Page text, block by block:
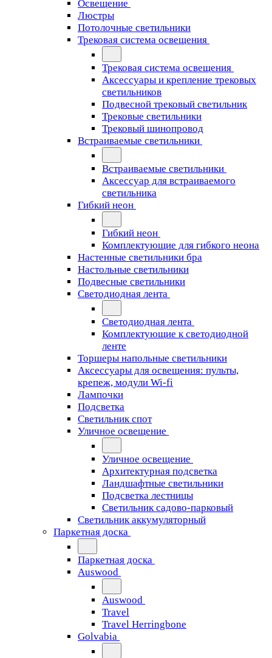
Освещение
Люстры
Потолочные светильники
Трековая система освещения
Трековая система освещения
Аксессуары и крепление трековых
светильников
Подвесной трековый светильник
Трековые светильники
Трековый шинопровод
Встраиваемые светильники
Встраиваемые светильники
Аксессуар для встраиваемого
светильника
Гибкий неон
Гибкий неон
Комплектующие для гибкого неона
Настенные светильники бра
Настольные светильники
Подвесные светильники
Светодиодная лента
Светодиодная лента
Комплектующие к светодиодной
ленте
Торшеры напольные светильники
Аксессуары для освещения: пульты,
крепеж, модули Wi-fi
Лампочки
Подсветка
Светильник спот
Уличное освещение
Уличное освещение
Архитектурная подсветка
Ландшафтные светильники
Подсветка лестницы
Светильник садово-парковый
Светильник аккумуляторный
Паркетная доска
Паркетная доска
Auswood
Auswood
Travel
Travel Herringbone
Golvabia